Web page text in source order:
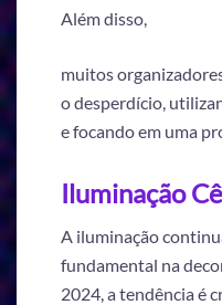
Além disso,
muitos
o desperdício,
e focando em uma
Iluminação
A iluminação
fundamental na
2024, a tendência é